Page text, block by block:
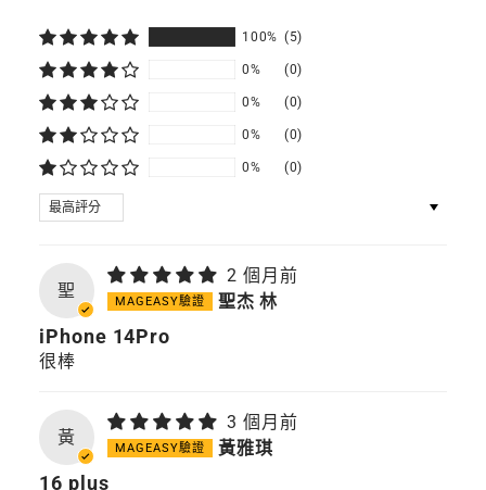
護
膜
護
膜
100% (5)
0% (0)
0% (0)
0% (0)
0% (0)
SORT BY
聖
2 個月前
聖杰 林
iPhone 14Pro
很棒
黃
3 個月前
黃雅琪
16 plus